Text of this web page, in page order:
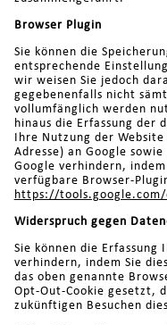
Browser Plugin
Sie können die
entsprechende
wir weisen Sie jedoch
gegebenenfalls nicht
vollumfänglich werden
hinaus die Erfassung der
Ihre Nutzung der
Adresse) an Google
Google verhindern,
verfügbare Browser-
https://
Widerspruch gegen
Sie können die
verhindern, indem Sie
das oben genannte
Opt-Out-Cookie gesetzt,
zukünftigen Besuchen